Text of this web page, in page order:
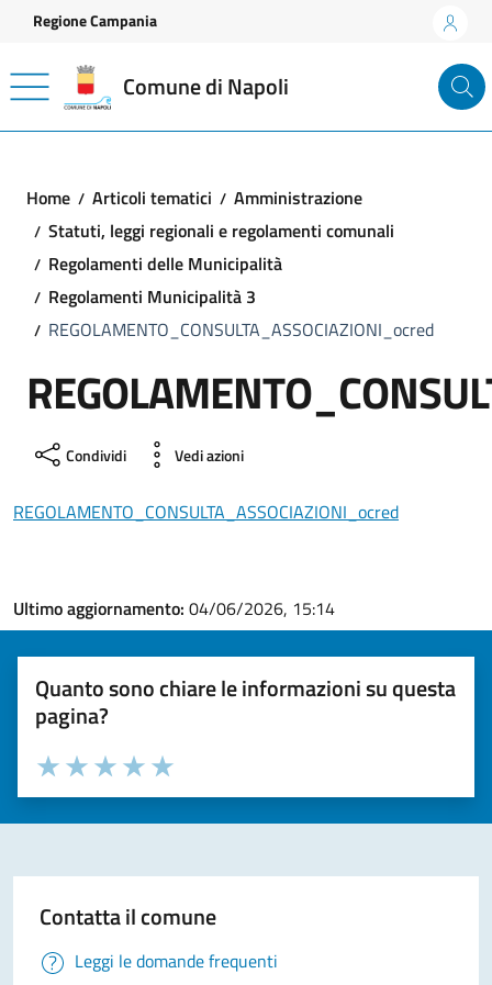
Vai ai contenuti
Vai al footer
Regione Campania
Comune di Napoli
Home Articoli tematici
Amministrazione
Statuti, leggi regionali e regolamenti comunali
Regolamenti delle Municipalità
Regolamenti Municipalità 3
REGOLAMENTO_CONSULTA_ASSOCIAZIONI_ocred
Condividi Vedi azioni
REGOLAMENTO_CONSULTA_ASSOCIAZIONI_ocred
Ultimo aggiornamento: 04/06/2026, 15:14
Quanto sono chiare le informazioni su questa
pagina?
Valuta la chiarezza delle informazioni (da 1 a 5 stelle)
Seleziona il numero di stelle per valutare la chiarezza delle
Valuta 5 stelle su 5
Valuta 4 stelle su 5
Valuta 3 stelle su 5
Valuta 2 stelle su 5
Valuta 1 stelle su 5
Contatta il comune
Leggi le domande frequenti